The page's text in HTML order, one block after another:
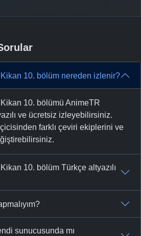
10. bölüm nereden izlenir?
10. bölümü AnimeTR
ve ücretsiz izleyebilirsiniz.
farklı çeviri ekiplerini ve
10. bölüm Türkçe altyazılı
sunucusunda mı